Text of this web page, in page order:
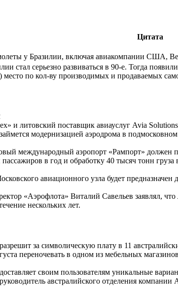
Цитата
у Бразилии, включая авиакомпании США,
стал серьезно развиваться в 90-е. Тогда
место по кол-ву производимых и продаваемых
и литовский поставщик авиауслуг Avia
модернизацией аэродрома в
международный аэропорт «Рампорт» должен
в год и обработку 40 тысяч тонн груза
авиационного узла будет предназначен
«Аэрофлота» Виталий Савельев заявлял,
нескольких лет.
за символическую плату в 11
переночевать в одном из мебельных
своим пользователям уникальные
австралийского отделения компании